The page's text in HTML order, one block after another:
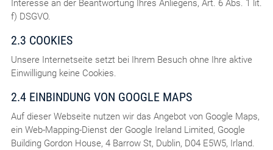
Interesse an der Beantwortung Ihres Anliegens, Art. 6 Abs. 1 lit.
f) DSGVO.
2.3 COOKIES
Unsere Internetseite setzt bei Ihrem Besuch ohne Ihre aktive
Einwilligung keine Cookies.
2.4 EINBINDUNG VON GOOGLE MAPS
Auf dieser Webseite nutzen wir das Angebot von Google Maps,
ein Web-Mapping-Dienst der Google Ireland Limited, Google
Building Gordon House, 4 Barrow St, Dublin, D04 E5W5, Irland.